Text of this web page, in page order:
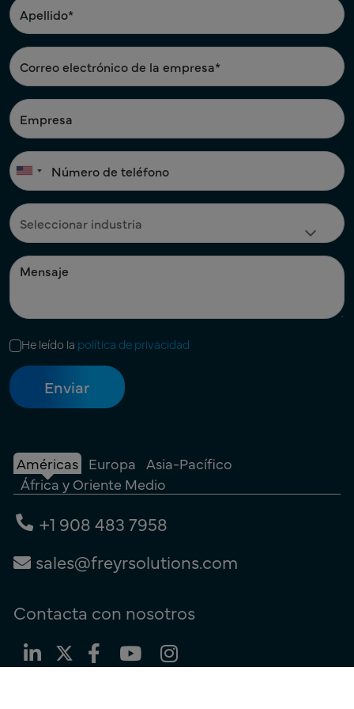
He leído la política de privacidad
Américas Europa Asia-Pacífico
África y Oriente Medio
+1 908 483 7958
sales@freyrsolutions.com
Contacta con nosotros